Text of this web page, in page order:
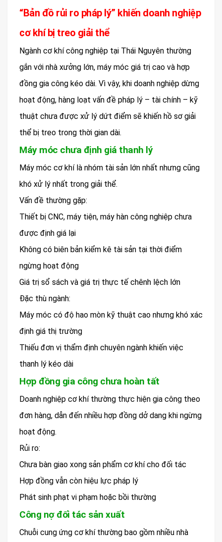
“Bản đồ rủi ro pháp lý” khiến doanh nghiệp
cơ khí bị treo giải thể
Ngành cơ khí công nghiệp tại Thái Nguyên thường
gắn với nhà xưởng lớn, máy móc giá trị cao và hợp
đồng gia công kéo dài. Vì vậy, khi doanh nghiệp dừng
hoạt động, hàng loạt vấn đề pháp lý – tài chính – kỹ
thuật chưa được xử lý dứt điểm sẽ khiến hồ sơ giải
thể bị treo trong thời gian dài.
Máy móc chưa định giá thanh lý
Máy móc cơ khí là nhóm tài sản lớn nhất nhưng cũng
khó xử lý nhất trong giải thể.
Vấn đề thường gặp:
Thiết bị CNC, máy tiện, máy hàn công nghiệp chưa
được định giá lại
Không có biên bản kiểm kê tài sản tại thời điểm
ngừng hoạt động
Giá trị sổ sách và giá trị thực tế chênh lệch lớn
Đặc thù ngành:
Máy móc có độ hao mòn kỹ thuật cao nhưng khó xác
định giá thị trường
Thiếu đơn vị thẩm định chuyên ngành khiến việc
thanh lý kéo dài
Hợp đồng gia công chưa hoàn tất
Doanh nghiệp cơ khí thường thực hiện gia công theo
đơn hàng, dẫn đến nhiều hợp đồng dở dang khi ngừng
hoạt động.
Rủi ro:
Chưa bàn giao xong sản phẩm cơ khí cho đối tác
Hợp đồng vẫn còn hiệu lực pháp lý
Phát sinh phạt vi phạm hoặc bồi thường
Công nợ đối tác sản xuất
Chuỗi cung ứng cơ khí thường bao gồm nhiều nhà